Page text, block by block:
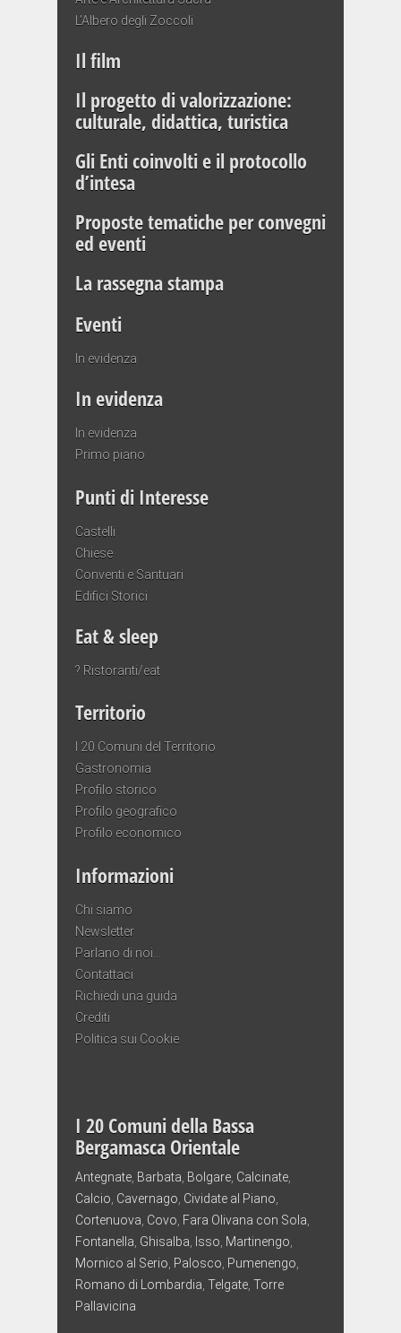
L’Albero degli Zoccoli
Il film
Il progetto di valorizzazione:
culturale, didattica, turistica
Gli Enti coinvolti e il protocollo
d’intesa
Proposte tematiche per convegni
ed eventi
La rassegna stampa
Eventi
In evidenza
In evidenza
In evidenza
Primo piano
Punti di Interesse
Castelli
Chiese
Conventi e Santuari
Edifici Storici
Eat & sleep
? Ristoranti/eat
Territorio
I 20 Comuni del Territorio
Gastronomia
Profilo storico
Profilo geografico
Profilo economico
Informazioni
Chi siamo
Newsletter
Parlano di noi…
Contattaci
Richiedi una guida
Crediti
Politica sui Cookie
I 20 Comuni della Bassa
Bergamasca Orientale
Antegnate Barbata Bolgare Calcinate
Calcio Cavernago Cividate al Piano
Cortenuova Covo Fara Olivana con Sola
Fontanella Ghisalba Isso Martinengo
Mornico al Serio Palosco Pumenengo
Romano di Lombardia Telgate Torre
Pallavicina